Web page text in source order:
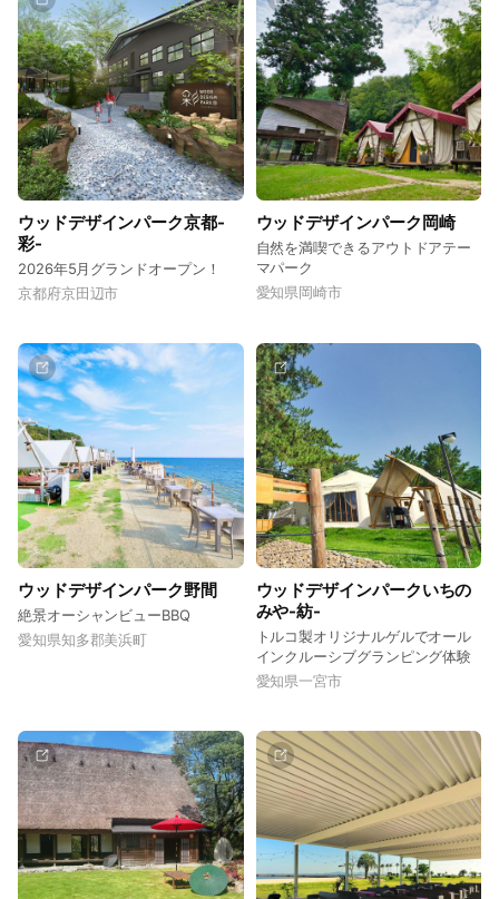
ウッドデザインパーク京都-
彩-
2026年5月グランドオープン！
京都府京田辺市
ウッドデザインパーク岡崎
自然を満喫できるアウトドアテー
マパーク
愛知県岡崎市
ウッドデザインパーク野間
絶景オーシャンビューBBQ
愛知県知多郡美浜町
ウッドデザインパークいちの
みや-紡-
トルコ製オリジナルゲルでオール
インクルーシブグランピング体験
愛知県一宮市